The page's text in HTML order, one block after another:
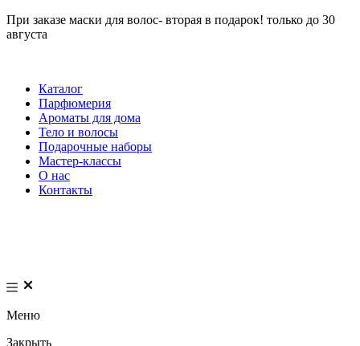
При заказе маски для волос- вторая в подарок! только до 30
августа
Каталог
Парфюмерия
Ароматы для дома
Тело и волосы
Подарочные наборы
Мастер-классы
О нас
Контакты
Меню
Закрыть